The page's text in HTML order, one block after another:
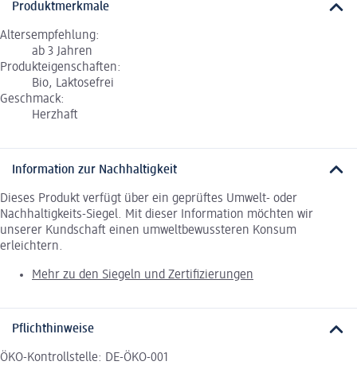
Produktmerkmale
Altersempfehlung:
ab 3 Jahren
Produkteigenschaften:
Bio, Laktosefrei
Geschmack:
Herzhaft
Information zur Nachhaltigkeit
Dieses Produkt verfügt über ein geprüftes Umwelt- oder
Nachhaltigkeits-Siegel. Mit dieser Information möchten wir
unserer Kundschaft einen umweltbewussteren Konsum
erleichtern.
Mehr zu den Siegeln und Zertifizierungen
Pflichthinweise
ÖKO-Kontrollstelle: DE-ÖKO-001